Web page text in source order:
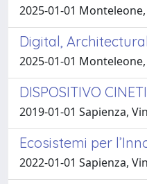
2025-01-01
Digital,
2025-01-01
DISPOSITIVO
2019-01-01 Sapienza,
Ecosistemi per
2022-01-01 Sapienza,